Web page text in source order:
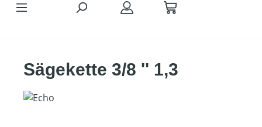
Sägekette 3/8 '' 1,3